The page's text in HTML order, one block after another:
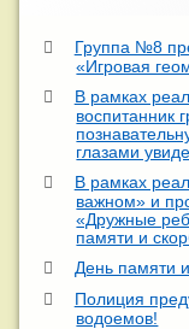
Группа №8
«Игровая
В рамках
воспитанник
глазами
В рамках
важном» и
«Дружные
памяти и
День памяти
Полиция
водоемов!